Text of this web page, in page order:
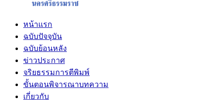
หน้าแรก
ฉบับปัจจุบัน
ฉบับย้อนหลัง
ข่าวประกาศ
จริยธรรมการตีพิมพ์
ขั้นตอนพิจารณาบทความ
เกี่ยวกับ